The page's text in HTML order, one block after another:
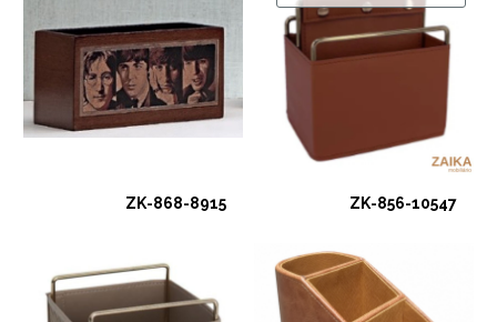
ZK-868-8915 ZK-856-10547